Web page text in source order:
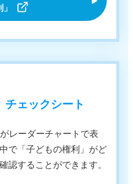
」
チェックシート
レーダーチャートで表
で「子どもの権利」がど
認することができます。